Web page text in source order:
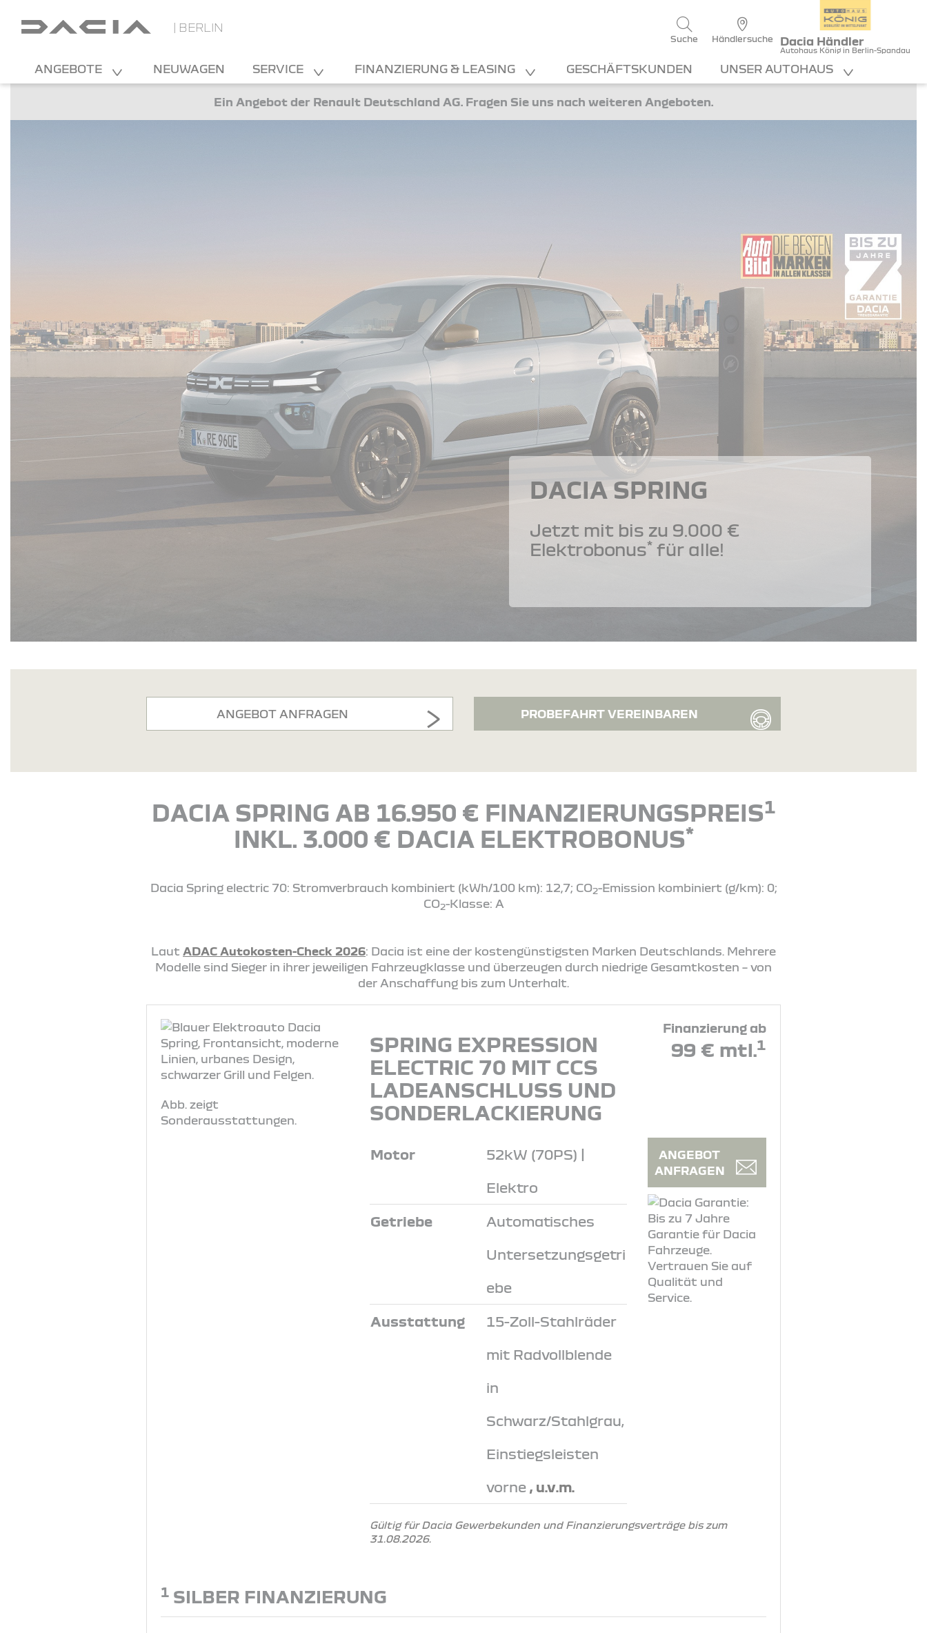
| BERLIN
Suche Händlersuche Dacia Händler
Autohaus König in Berlin-Spandau
ANGEBOTE NEUWAGEN SERVICE FINANZIERUNG & LEASING GESCHÄFTSKUNDEN UNSER AUTOHAUS
Ein Angebot der Renault Deutschland AG. Fragen Sie uns nach weiteren Angeboten.
DACIA SPRING
Jetzt mit bis zu 9.000 €
Elektrobonus*für alle!
ANGEBOT ANFRAGEN PROBEFAHRT VEREINBAREN
DACIA SPRING AB 16.950 € FINANZIERUNGSPREIS1
INKL. 3.000 € DACIA ELEKTROBONUS*
Dacia Spring electric 70: Stromverbrauch kombiniert (kWh/100 km): 12,7; CO2-Emission kombiniert (g/km): 0;
CO2-Klasse: A
Laut ADAC Autokosten-Check 2026: Dacia ist eine der kostengünstigsten Marken Deutschlands. Mehrere
Modelle sind Sieger in ihrer jeweiligen Fahrzeugklasse und überzeugen durch niedrige Gesamtkosten – von
der Anschaffung bis zum Unterhalt.
Abb. zeigt
Sonderausstattungen.
SPRING EXPRESSION
ELECTRIC 70 MIT CCS
LADEANSCHLUSS UND
SONDERLACKIERUNG
Finanzierung ab
99 € mtl.1
Motor 52kW (70PS) |
Elektro
Getriebe Automatisches
Untersetzungsgetri
ebe
Ausstattung 15-Zoll-Stahlräder
mit Radvollblende
in
Schwarz/Stahlgrau,
Einstiegsleisten
vorne , u.v.m.
ANGEBOT
ANFRAGEN
Gültig für Dacia Gewerbekunden und Finanzierungsverträge bis zum
31.08.2026.
1 SILBER FINANZIERUNG